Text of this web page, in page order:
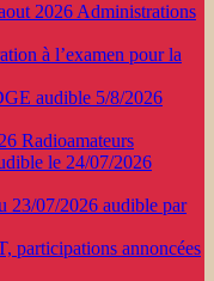
2026 Administrations
à l’examen pour la
audible 5/8/2026
Radioamateurs
le 24/07/2026
23/07/2026 audible par
participations annoncées